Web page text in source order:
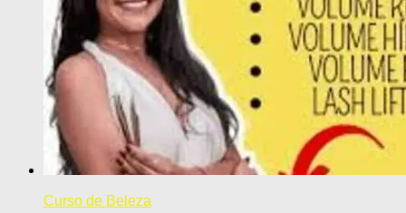
Curso de Beleza